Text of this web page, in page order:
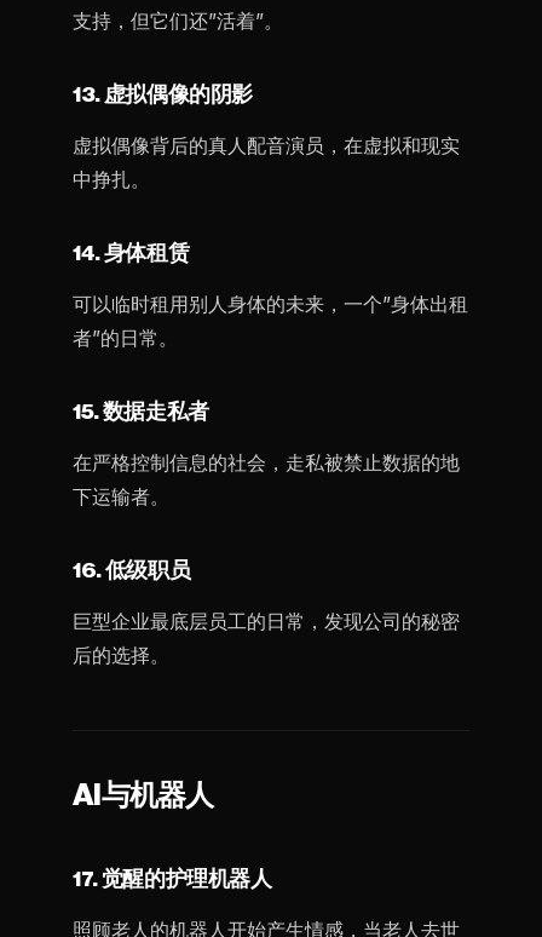
支持，但它们还”活着”。
13. 虚拟偶像的阴影
虚拟偶像背后的真人配音演员，在虚拟和现实
中挣扎。
14. 身体租赁
可以临时租用别人身体的未来，一个”身体出租
者”的日常。
15. 数据走私者
在严格控制信息的社会，走私被禁止数据的地
下运输者。
16. 低级职员
巨型企业最底层员工的日常，发现公司的秘密
后的选择。
AI与机器人
17. 觉醒的护理机器人
照顾老人的机器人开始产生情感，当老人去世